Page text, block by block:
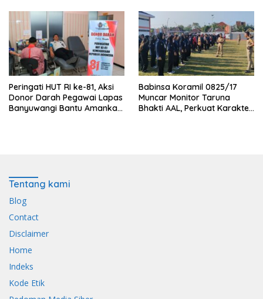
Peringati HUT RI ke-81, Aksi
Donor Darah Pegawai Lapas
Banyuwangi Bantu Amankan
Babinsa Koramil 0825/17
Muncar Monitor Taruna
Bhakti AAL, Perkuat Karakter
Tentang kami
Blog
Contact
Disclaimer
Home
Indeks
Kode Etik